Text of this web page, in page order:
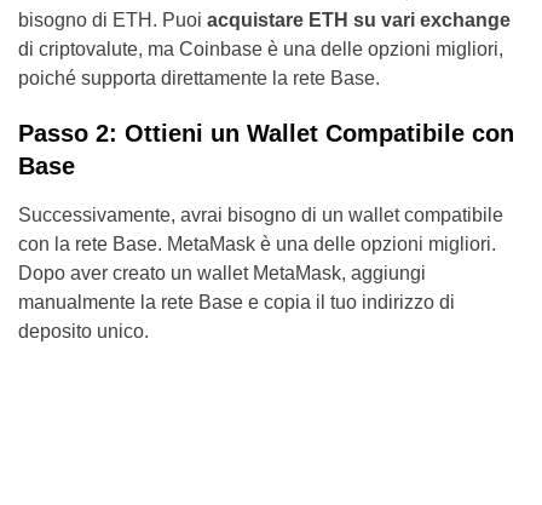
bisogno di ETH. Puoi acquistare ETH su vari exchange
di criptovalute, ma Coinbase è una delle opzioni migliori,
poiché supporta direttamente la rete Base.
Passo 2: Ottieni un Wallet Compatibile con
Base
Successivamente, avrai bisogno di un wallet compatibile
con la rete Base. MetaMask è una delle opzioni migliori.
Dopo aver creato un wallet MetaMask, aggiungi
manualmente la rete Base e copia il tuo indirizzo di
deposito unico.